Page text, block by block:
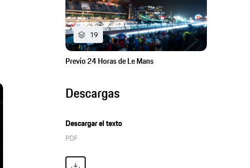
19
Previo 24 Horas de Le Mans
Descargas
Descargar el texto
PDF